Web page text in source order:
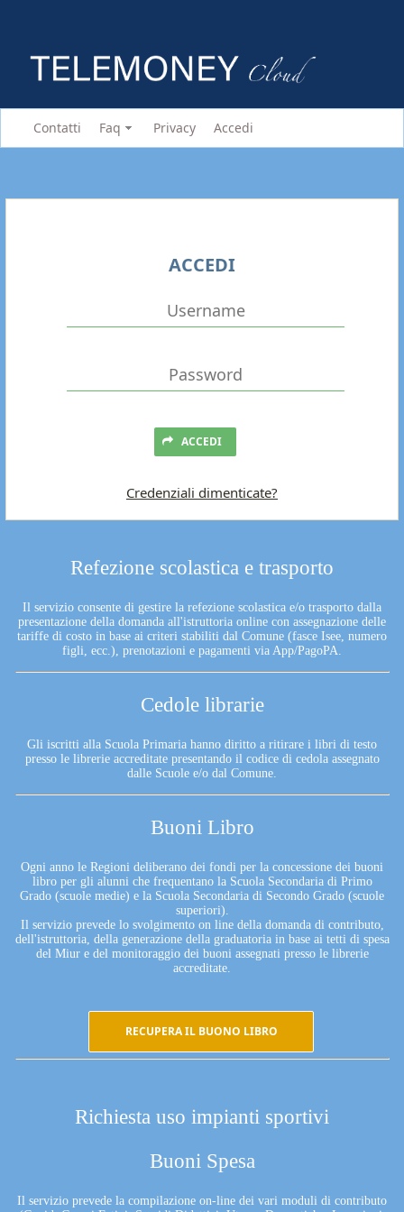
Contatti Faq Privacy Accedi
Refezione scolastica e trasporto
Il servizio consente di gestire la refezione scolastica e/o trasporto dalla
presentazione della domanda all'istruttoria online con assegnazione delle
tariffe di costo in base ai criteri stabiliti dal Comune (fasce Isee, numero
figli, ecc.), prenotazioni e pagamenti via App/PagoPA.
Cedole librarie
Gli iscritti alla Scuola Primaria hanno diritto a ritirare i libri di testo
presso le librerie accreditate presentando il codice di cedola assegnato
dalle Scuole e/o dal Comune.
Buoni Libro
Ogni anno le Regioni deliberano dei fondi per la concessione dei buoni
libro per gli alunni che frequentano la Scuola Secondaria di Primo
Grado (scuole medie) e la Scuola Secondaria di Secondo Grado (scuole
superiori).
Il servizio prevede lo svolgimento on line della domanda di contributo,
dell'istruttoria, della generazione della graduatoria in base ai tetti di spesa
del Miur e del monitoraggio dei buoni assegnati presso le librerie
accreditate.
RECUPERA IL BUONO LIBRO
Richiesta uso impianti sportivi
Buoni Spesa
Il servizio prevede la compilazione on-line dei vari moduli di contributo
ACCEDI
ACCEDI
Credenziali dimenticate?